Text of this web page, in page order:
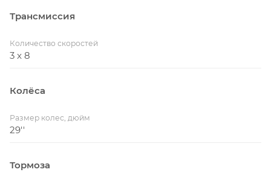
Трансмиссия
Количество скоростей
3 x 8
Колёса
Размер колес, дюйм
29''
Тормоза